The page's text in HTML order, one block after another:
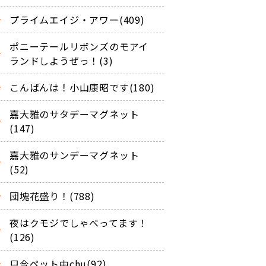
プライムエイジ・アワー(409)
ポニーテールリボンズのモアイ
ランドしようぜっ！(3)
こんばんは！小山康昭です(180)
嘉大雅のサタデーマグネット
(147)
嘉大雅のサンデーマグネット
(52)
団塊花盛り！(788)
夜はクモジでしゃべってます！
(126)